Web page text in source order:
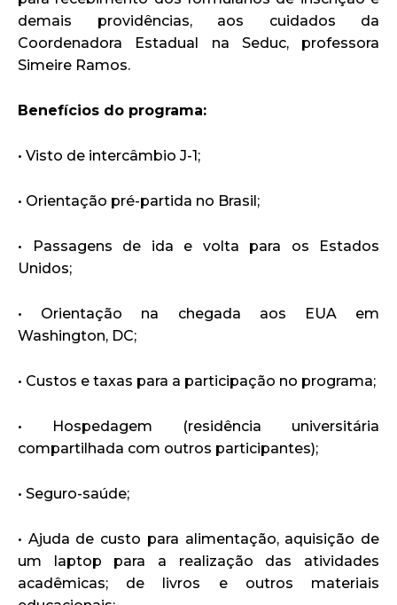
demais providências, aos cuidados da
Coordenadora Estadual na Seduc, professora
Simeire Ramos.
Benefícios do programa:
• Visto de intercâmbio J-1;
• Orientação pré-partida no Brasil;
• Passagens de ida e volta para os Estados
Unidos;
• Orientação na chegada aos EUA em
Washington, DC;
• Custos e taxas para a participação no programa;
• Hospedagem (residência universitária
compartilhada com outros participantes);
• Seguro-saúde;
• Ajuda de custo para alimentação, aquisição de
um laptop para a realização das atividades
acadêmicas; de livros e outros materiais